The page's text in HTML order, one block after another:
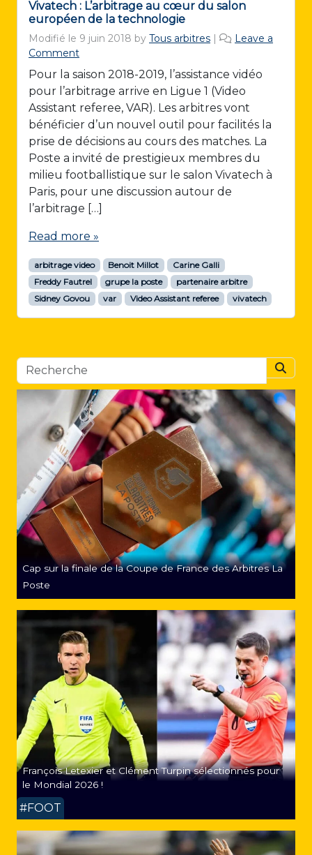
Vivatech : L’arbitrage au cœur du salon
européen de la technologie
Modifié le 9 juin 2018 by Tous arbitres |
Leave a
Comment
Pour la saison 2018-2019, l’assistance vidéo
pour l’arbitrage arrive en Ligue 1 (Video
Assistant referee, VAR). Les arbitres vont
bénéficier d’un nouvel outil pour facilités la
prise de décisions au cours des matches. La
Poste a invité de prestigieux membres du
milieu footballistique sur le salon Vivatech à
Paris, pour une discussion autour de
l’arbitrage […]
Read more »
arbitrage video Benoit Millot
Carine Galli
Freddy Fautrel
grupe la poste
partenaire arbitre
Sidney Govou
var Video Assistant referee vivatech
Cap sur la finale de la Coupe de France des Arbitres La
Poste
François Letexier et Clément Turpin sélectionnés pour
le Mondial 2026 !
#FOOT